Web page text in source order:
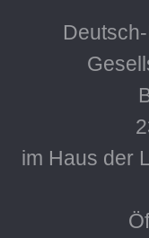
im Haus der